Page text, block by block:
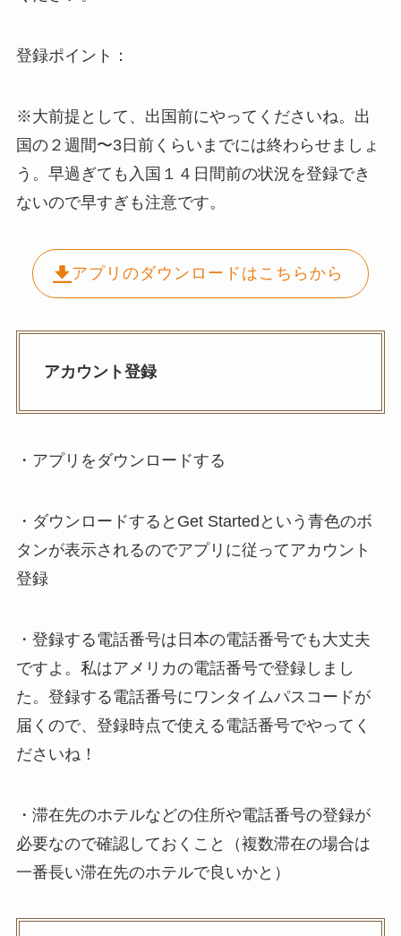
登録ポイント：
※大前提として、出国前にやってくださいね。出
国の２週間〜3日前くらいまでには終わらせましょ
う。早過ぎても入国１４日間前の状況を登録でき
ないので早すぎも注意です。
アプリのダウンロードはこちらから
アカウント登録
・アプリをダウンロードする
・ダウンロードするとGet Startedという青色のボ
タンが表示されるのでアプリに従ってアカウント
登録
・登録する電話番号は日本の電話番号でも大丈夫
ですよ。私はアメリカの電話番号で登録しまし
た。登録する電話番号にワンタイムパスコードが
届くので、登録時点で使える電話番号でやってく
ださいね！
・滞在先のホテルなどの住所や電話番号の登録が
必要なので確認しておくこと（複数滞在の場合は
一番長い滞在先のホテルで良いかと）